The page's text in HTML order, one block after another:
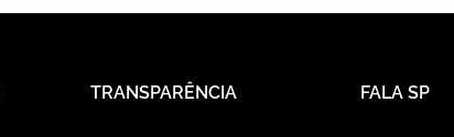
TRANSPARÊNCIA FALA SP